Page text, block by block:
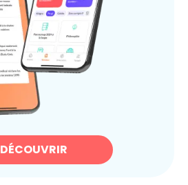
DÉCOUVRIR